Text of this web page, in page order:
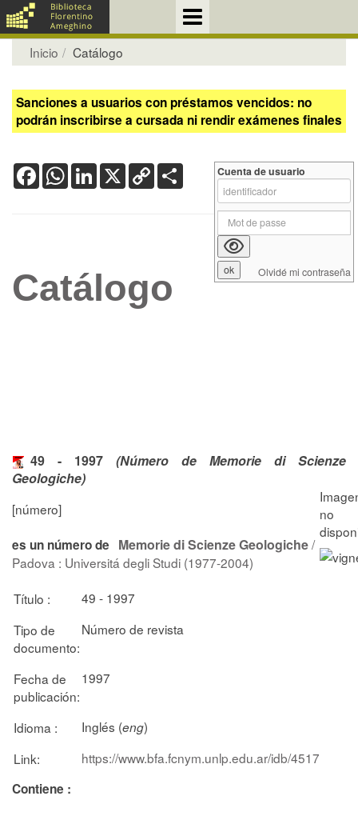
Inicio Catálogo
Sanciones a usuarios con préstamos vencidos: no
podrán inscribirse a cursada ni rendir exámenes finales
FacebookWhatsApp
LinkedIn
X Copy
Link
Catálogo
49 - 1997 (Número de Memorie di Scienze
Geologiche)
[número]
es un número de Memorie di Scienze Geologiche/
Padova : Universitá degli Studi (1977-2004)
Título :
49 - 1997
Tipo de
documento:
Número de revista
Fecha de
publicación:
1997
Idioma : Inglés (eng)
Link:
https://www.bfa.fcnym.unlp.edu.ar/idb/4517
Contiene :
Cuenta de usuario
Olvidé mi contraseña